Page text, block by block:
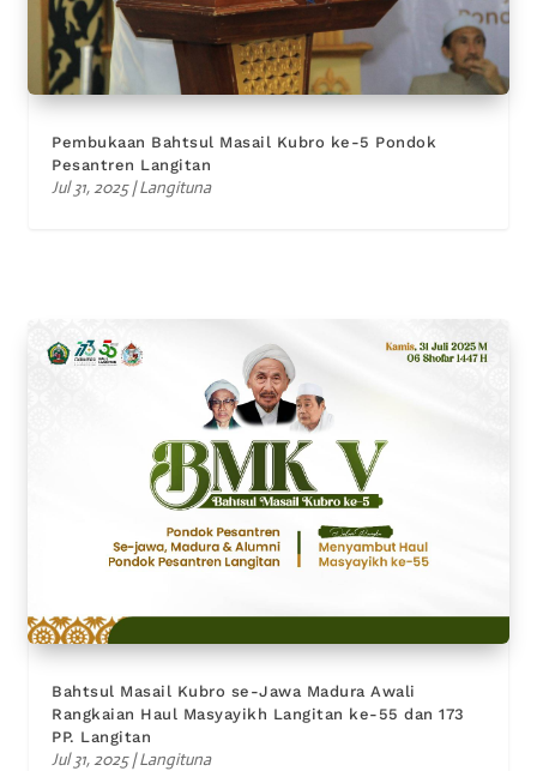
Pembukaan Bahtsul Masail Kubro ke-5 Pondok
Pesantren Langitan
Jul 31, 2025|Langituna
Bahtsul Masail Kubro se-Jawa Madura Awali
Rangkaian Haul Masyayikh Langitan ke-55 dan 173
PP. Langitan
Jul 31, 2025|Langituna